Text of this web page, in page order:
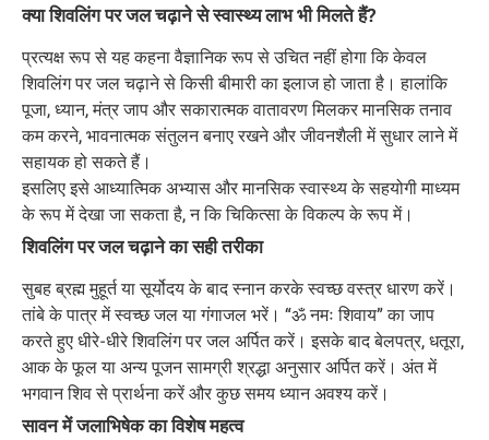
क्या शिवलिंग पर जल चढ़ाने से स्वास्थ्य लाभ भी मिलते हैं?
प्रत्यक्ष रूप से यह कहना वैज्ञानिक रूप से उचित नहीं होगा कि केवल
शिवलिंग पर जल चढ़ाने से किसी बीमारी का इलाज हो जाता है। हालांकि
पूजा, ध्यान, मंत्र जाप और सकारात्मक वातावरण मिलकर मानसिक तनाव
कम करने, भावनात्मक संतुलन बनाए रखने और जीवनशैली में सुधार लाने में
सहायक हो सकते हैं।
इसलिए इसे आध्यात्मिक अभ्यास और मानसिक स्वास्थ्य के सहयोगी माध्यम
के रूप में देखा जा सकता है, न कि चिकित्सा के विकल्प के रूप में।
शिवलिंग पर जल चढ़ाने का सही तरीका
सुबह ब्रह्म मुहूर्त या सूर्योदय के बाद स्नान करके स्वच्छ वस्त्र धारण करें।
तांबे के पात्र में स्वच्छ जल या गंगाजल भरें। “ॐ नमः शिवाय” का जाप
करते हुए धीरे-धीरे शिवलिंग पर जल अर्पित करें। इसके बाद बेलपत्र, धतूरा,
आक के फूल या अन्य पूजन सामग्री श्रद्धा अनुसार अर्पित करें। अंत में
भगवान शिव से प्रार्थना करें और कुछ समय ध्यान अवश्य करें।
सावन में जलाभिषेक का विशेष महत्व